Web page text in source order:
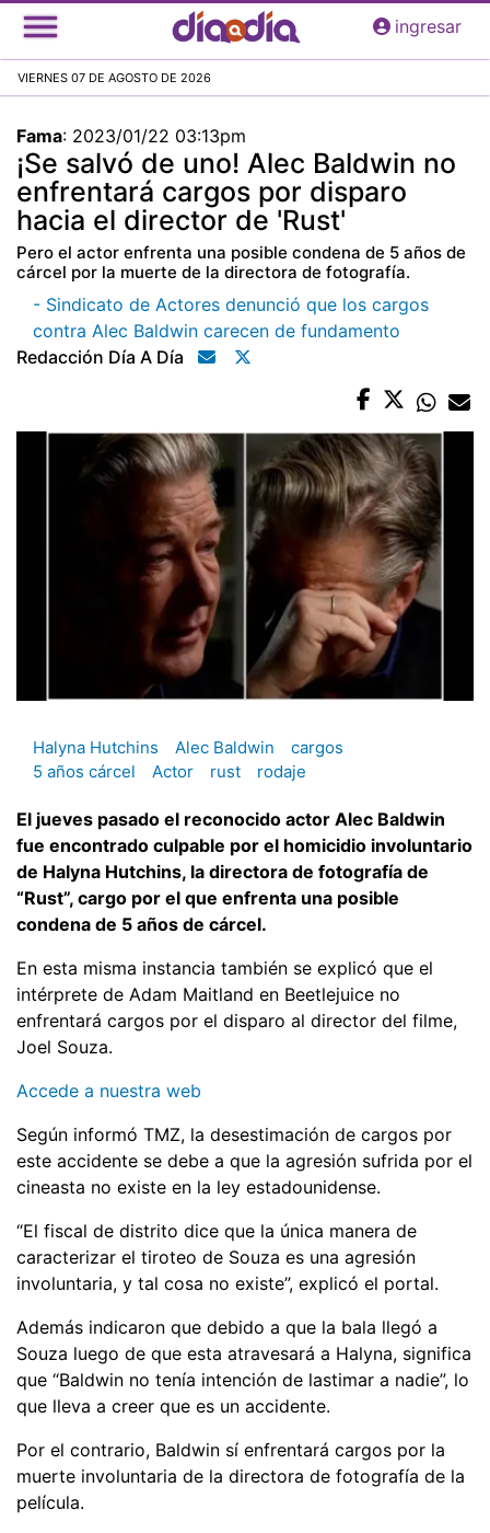
Pasar
al
principal
ingresar
VIERNES 07 DE AGOSTO DE 2026
Fama: 2023/01/22 03:13pm
¡Se salvó de uno! Alec Baldwin no
enfrentará cargos por disparo
hacia el director de 'Rust'
Pero el actor enfrenta una posible condena de 5 años de
cárcel por la muerte de la directora de fotografía.
- Sindicato de Actores denunció que los cargos
contra Alec Baldwin carecen de fundamento
Redacción Día A Día
Halyna Hutchins Alec Baldwin
cargos
5 años cárcel
Actor rust rodaje
El jueves pasado el reconocido actor Alec Baldwin
fue encontrado culpable por el homicidio involuntario
de Halyna Hutchins, la directora de fotografía de
“Rust”, cargo por el que enfrenta una posible
condena de 5 años de cárcel.
En esta misma instancia también se explicó que el
intérprete de Adam Maitland en Beetlejuice no
enfrentará cargos por el disparo al director del filme,
Joel Souza.
Accede a nuestra web
Según informó TMZ, la desestimación de cargos por
este accidente se debe a que la agresión sufrida por el
cineasta no existe en la ley estadounidense.
“El fiscal de distrito dice que la única manera de
caracterizar el tiroteo de Souza es una agresión
involuntaria, y tal cosa no existe”, explicó el portal.
Además indicaron que debido a que la bala llegó a
Souza luego de que esta atravesará a Halyna, significa
que “Baldwin no tenía intención de lastimar a nadie”, lo
que lleva a creer que es un accidente.
Por el contrario, Baldwin sí enfrentará cargos por la
muerte involuntaria de la directora de fotografía de la
película.